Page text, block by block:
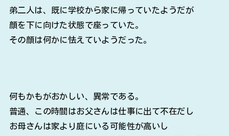
弟二人は、既に学校から家に帰っていたようだが
顔を下に向けた状態で座っていた。
その顔は何かに怯えていようだった。
何もかもがおかしい、異常である。
普通、この時間はお父さんは仕事に出て不在だし
お母さんは家より庭にいる可能性が高いし